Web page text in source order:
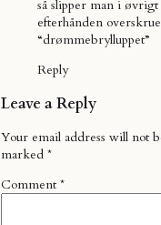
så slipper man i
efterhånden
“drømmebrylluppet”
Reply
Leave a Reply
Your email address will not
marked *
Comment *